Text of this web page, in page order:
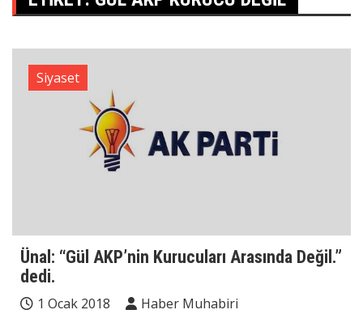
Siyaset
Ünal: “Gül AKP’nin Kurucuları Arasında Değil.”
dedi.
1 Ocak 2018
Haber Muhabiri